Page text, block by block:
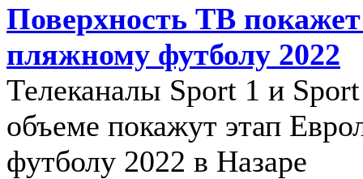
Поверхность ТВ
пляжному футболу 2022
Телеканалы Sport 1 и
объеме покажут этап
футболу 2022 в Назаре